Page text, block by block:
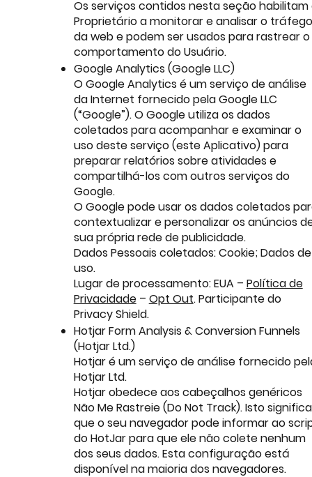
Os serviços contidos nesta seção habilitam
Proprietário a monitorar e analisar o tráfego
da web e podem ser usados para rastrear o
comportamento do Usuário.
Google Analytics (Google LLC)
O Google Analytics é um serviço de análise
da Internet fornecido pela Google LLC
(“Google”). O Google utiliza os dados
coletados para acompanhar e examinar o
uso deste serviço (este Aplicativo) para
preparar relatórios sobre atividades e
compartilhá-los com outros serviços do
Google.
O Google pode usar os dados coletados
contextualizar e personalizar os anúncios
sua própria rede de publicidade.
Dados Pessoais coletados: Cookie; Dados de
uso.
Lugar de processamento: EUA – Política de
Privacidade– Opt Out. Participante do
Privacy Shield.
Hotjar Form Analysis & Conversion Funnels
(Hotjar Ltd.)
Hotjar é um serviço de análise fornecido
Hotjar Ltd.
Hotjar obedece aos cabeçalhos genéricos
Não Me Rastreie (Do Not Track). Isto significa
que o seu navegador pode informar ao
do HotJar para que ele não colete nenhum
dos seus dados. Esta configuração está
disponível na maioria dos navegadores.